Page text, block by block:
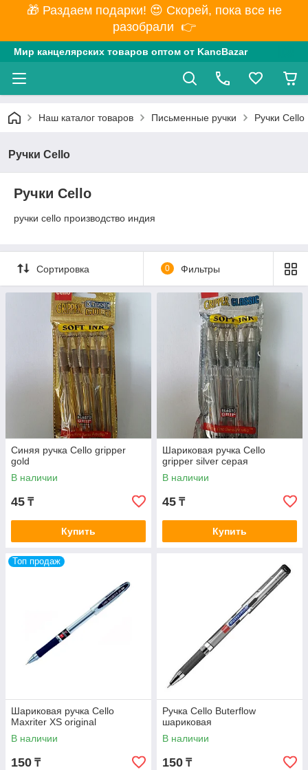
🎁 Раздаем подарки! 😍 Скорей, пока все не
разобрали 👉
Мир канцелярских товаров оптом от KancBazar
Наш каталог товаров Письменные ручки Ручки Cello
Ручки Cello
Ручки Cello
ручки cello производство индия
Сортировка 0 Фильтры
Синяя ручка Cello gripper
gold
В наличии
45 ₸
Купить
Шариковая ручка Cello
gripper silver серая
В наличии
45 ₸
Купить
Топ продаж
Шариковая ручка Cello
Maxriter XS original
В наличии
150 ₸
Ручка Cello Buterflow
шариковая
В наличии
150 ₸